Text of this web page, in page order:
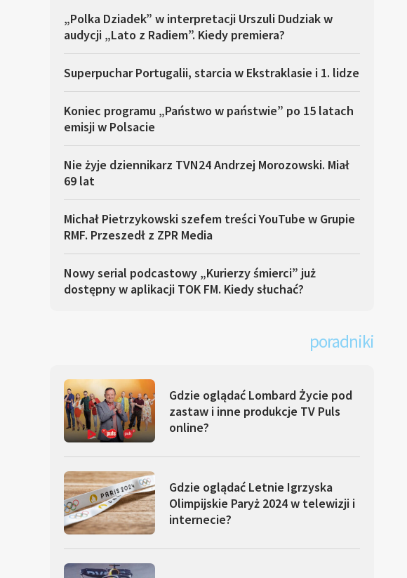
„Polka Dziadek” w interpretacji Urszuli Dudziak w
audycji „Lato z Radiem”. Kiedy premiera?
Superpuchar Portugalii, starcia w Ekstraklasie i 1. lidze
Koniec programu „Państwo w państwie” po 15 latach
emisji w Polsacie
Nie żyje dziennikarz TVN24 Andrzej Morozowski. Miał
69 lat
Michał Pietrzykowski szefem treści YouTube w Grupie
RMF. Przeszedł z ZPR Media
Nowy serial podcastowy „Kurierzy śmierci” już
dostępny w aplikacji TOK FM. Kiedy słuchać?
poradniki
Gdzie oglądać Lombard Życie pod
zastaw i inne produkcje TV Puls
online?
Gdzie oglądać Letnie Igrzyska
Olimpijskie Paryż 2024 w telewizji i
internecie?